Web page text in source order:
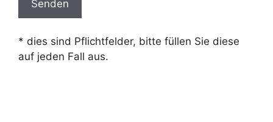
Bitte lasse dieses Feld leer.
* dies sind Pflichtfelder, bitte füllen Sie diese
auf jeden Fall aus.